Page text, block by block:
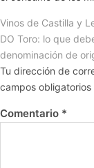
Vinos de Castilla y
DO Toro: lo que
denominación de
Tu dirección de
campos
Comentario *